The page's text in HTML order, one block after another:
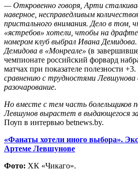
—Откровенно говоря, Арти
наверное, несправедливым
пристального внимания. Дело в том,
«ястребов» хотели, чтобы на
номером клуб выбрал Ивана
Демидова в «Монреале» (в
чемпионате российский форвард
матчах при показателе полезности
сравнению с трудностями
разочарование.
Но вместе с тем часть болельщиков
Левшунов вырастет в выдающегося
Поуп в интервью betnews.by.
«Фанаты хотели иного выбора».
Артеме Левшунове
Фото: ХК «Чикаго».